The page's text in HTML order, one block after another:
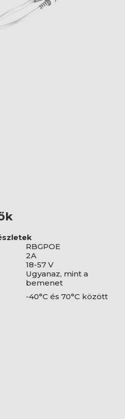
RBGPOE
2A
18-57 V
Ugyanaz, mint a
bemenet
-40°C és 70°C között